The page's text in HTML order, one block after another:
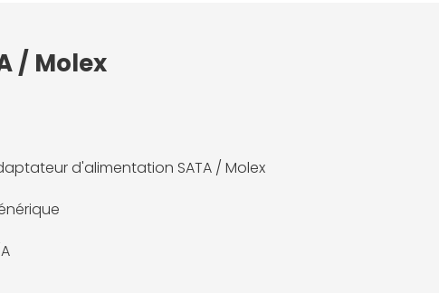
/ Molex
d'alimentation SATA / Molex